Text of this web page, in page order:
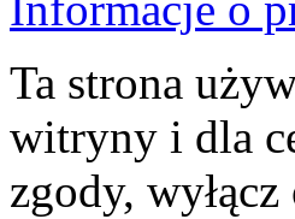
Ta strona
witryny i dla
zgody,